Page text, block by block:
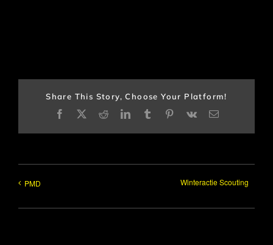
Share This Story, Choose Your Platform!
Facebook
X RedditLinkedInTumblrPinterest
Vk
E-
PMD Winteractie Scouting